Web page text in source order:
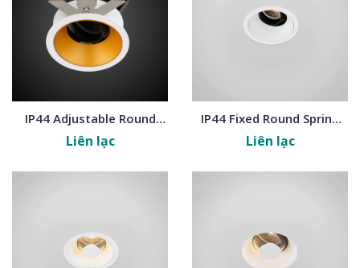
IP44 Adjustable Round
Blade Frames
Liên lạc
IP44 Fixed Round Spring
Frames
Liên lạc